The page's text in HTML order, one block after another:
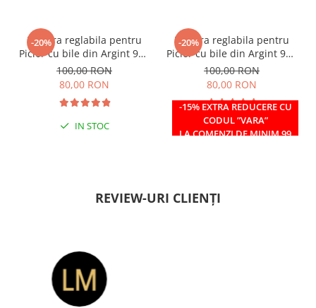
-20%
Bratara reglabila pentru
Picior cu bile din Argint 925
si margele Miyuki rosii
100,00 RON
80,00 RON
IN STOC
-20%
-15% EXTRA REDUCERE CU
CODUL ”VARA”
LA COMENZI DE MINIM 99
Bratara reglabila pentru
Picior cu bile din Argint 925
si margele Miyuki verzi
100,00 RON
80,00 RON
IN STOC
REVIEW-URI CLIENȚI